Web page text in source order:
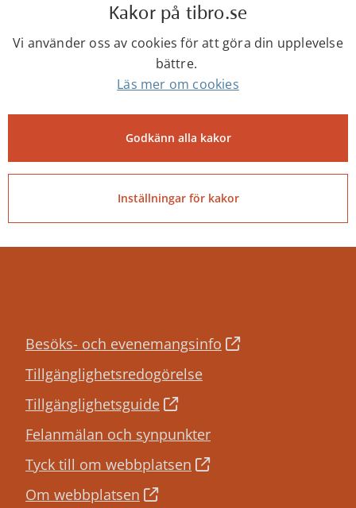
Centrumgatan 17
543 80 Tibro
E-post: kommun@tibro.se
Organisationsnummer:
PEPPOL ID:
Besöks- och evenemangsinfo
Tillgänglighetsredogörelse
Tillgänglighetsguide
Felanmälan och synpunkter
Tyck till om webbplatsen
Om webbplatsen
Kakor på tibro.se
Vi använder oss av cookies för att göra din upplevelse
bättre.
Läs mer om cookies
Godkänn alla kakor
Inställningar för kakor